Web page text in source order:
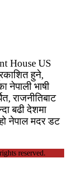
House US
हुने,
नेपाली भाषी
राजनीतिबाट
बढी देशमा
नेपाल मदर डट
reserved.